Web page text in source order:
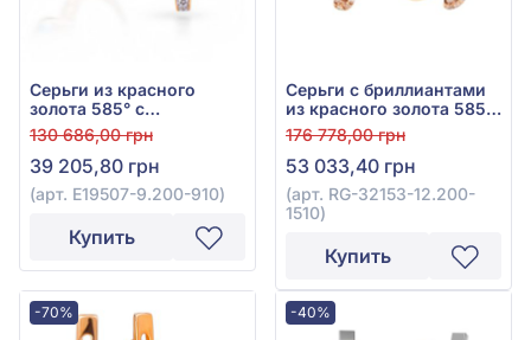
Серьги из красного
золота 585° с
бриллиантом 0,06ct и
топазом Swiss Blue
8,45ct, арт. E19507-
9.200-910
130 686,00 грн
39 205,80 грн
(арт. E19507-9.200-910)
Купить
Серьги с бриллиантами
из красного золота 585°
с бриллиантом 0,2ct и
топазом Sky Blue 15,7ct,
арт. RG-32153-12.200-
1510
176 778,00 грн
53 033,40 грн
(арт. RG-32153-12.200-
1510)
Купить
-70% -40%